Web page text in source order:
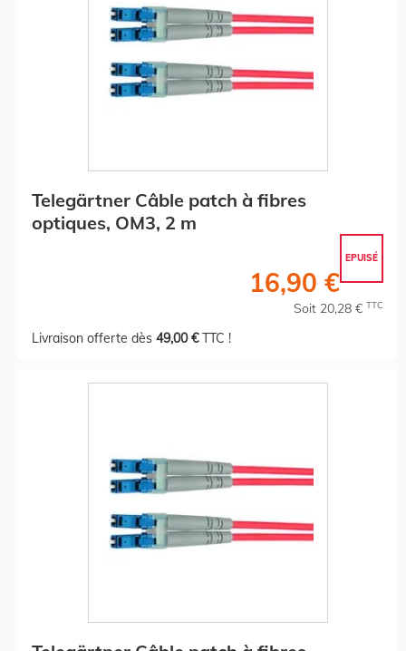
Telegärtner Câble patch à fibres
optiques, OM3, 2 m
EPUISÉ
16,90 €
Soit 20,28 € TTC
Livraison offerte dès 49,00 €TTC !